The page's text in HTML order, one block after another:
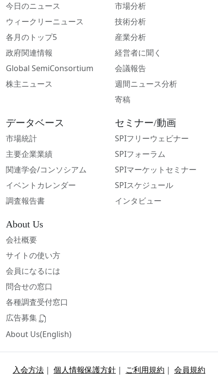
今日のニュース
ウィークリーニュース
各月のトップ5
政府関連情報
Global SemiConsortium
株主ニュース
市場分析
技術分析
産業分析
経営者に聞く
会議報告
週間ニュース分析
寄稿
データベース
市場統計
主要企業業績
関連学会/コンソシアム
イベントカレンダー
調査報告書
セミナー/動画
SPIフリーウェビナー
SPIフォーラム
SPIマーケットセミナー
SPIスケジュール
インタビュー
About Us
会社概要
サイトの使い方
会員になるには
問合せの窓口
各種調査受付窓口
広告募集
About Us(English)
入会方法 ｜ 個人情報保護方針 ｜ ご利用規約 ｜ 会員規約